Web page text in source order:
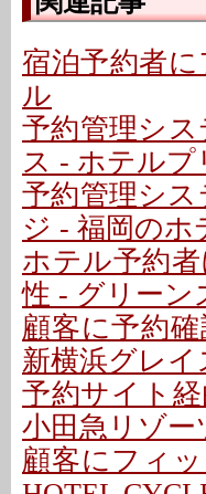
宿泊予約者
ル
予約管理シ
ス - ホテルプ
予約管理シ
ジ - 福岡のホ
ホテル予約
性 - グリーン
顧客に予約
新横浜グレ
予約サイト
小田急リゾー
顧客にフィ